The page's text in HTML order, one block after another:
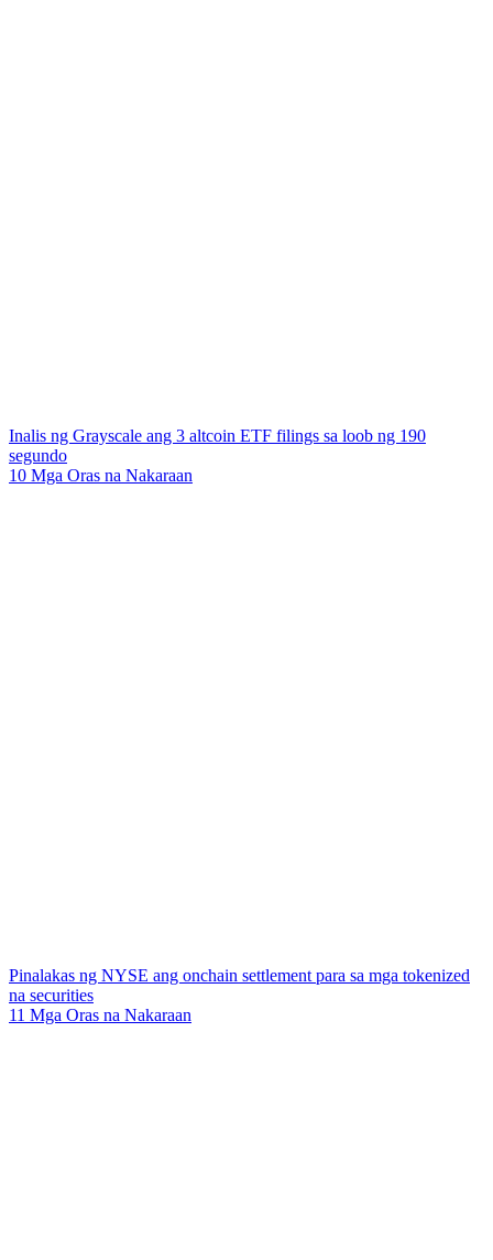
Inalis ng Grayscale ang 3 altcoin ETF filings sa loob ng 190
segundo
10 Mga Oras na Nakaraan
Pinalakas ng NYSE ang onchain settlement para sa mga tokenized
na securities
11 Mga Oras na Nakaraan